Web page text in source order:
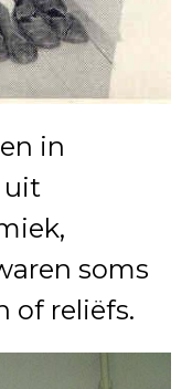
in
uit
soms
of reliëfs.